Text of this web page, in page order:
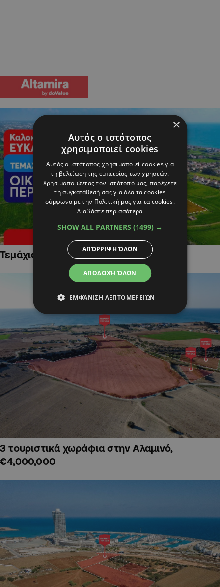
Τεμάχια Γης σε Οικιστικές Περιοχές
3 τουριστικά χωράφια στην Αλαμινό,
€4,000,000
×
Αυτός ο ιστότοπος
χρησιμοποιεί cookies
Αυτός ο ιστότοπος χρησιμοποιεί cookies για
τη βελτίωση της εμπειρίας των χρηστών.
Χρησιμοποιώντας τον ιστότοπό μας, παρέχετε
τη συγκατάθεσή σας για όλα τα cookies
σύμφωνα με την Πολιτική μας για τα cookies.
Διαβάστε περισσότερα
SHOW ALL PARTNERS (1499) →
ΑΠΟΔΟΧΉ ΌΛΩΝ
ΑΠΌΡΡΙΨΗ ΌΛΩΝ
ΕΜΦΆΝΙΣΗ ΛΕΠΤΟΜΕΡΕΙΏΝ